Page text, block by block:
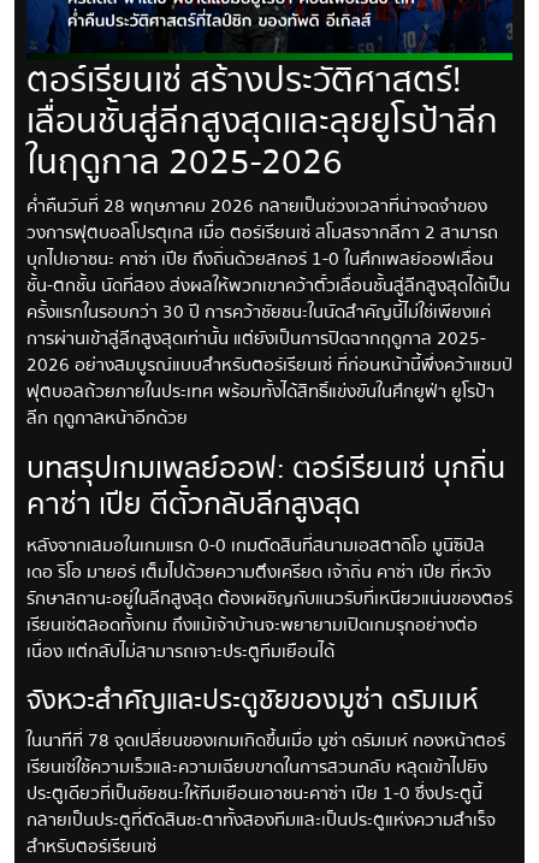
ตอร์เรียนเซ่ สร้างประวัติศาสตร์!
เลื่อนชั้นสู่ลีกสูงสุดและลุยยูโรป้าลีก
ในฤดูกาล 2025-2026
ค่ำคืนวันที่ 28 พฤษภาคม 2026 กลายเป็นช่วงเวลาที่น่าจดจำของ
วงการฟุตบอลโปรตุเกส เมื่อ ตอร์เรียนเซ่ สโมสรจากลีกา 2 สามารถ
บุกไปเอาชนะ คาซ่า เปีย ถึงถิ่นด้วยสกอร์ 1-0 ในศึกเพลย์ออฟเลื่อน
ชั้น-ตกชั้น นัดที่สอง ส่งผลให้พวกเขาคว้าตั๋วเลื่อนชั้นสู่ลีกสูงสุดได้เป็น
ครั้งแรกในรอบกว่า 30 ปี การคว้าชัยชนะในนัดสำคัญนี้ไม่ใช่เพียงแค่
การผ่านเข้าสู่ลีกสูงสุดเท่านั้น แต่ยังเป็นการปิดฉากฤดูกาล 2025-
2026 อย่างสมบูรณ์แบบสำหรับตอร์เรียนเซ่ ที่ก่อนหน้านี้พึ่งคว้าแชมป์
ฟุตบอลถ้วยภายในประเทศ พร้อมทั้งได้สิทธิ์แข่งขันในศึกยูฟ่า ยูโรป้า
ลีก ฤดูกาลหน้าอีกด้วย
บทสรุปเกมเพลย์ออฟ: ตอร์เรียนเซ่ บุกถิ่น
คาซ่า เปีย ตีตั๋วกลับลีกสูงสุด
หลังจากเสมอในเกมแรก 0-0 เกมตัดสินที่สนามเอสตาดิโอ มูนิซิปัล
เดอ ริโอ มายอร์ เต็มไปด้วยความตึงเครียด เจ้าถิ่น คาซ่า เปีย ที่หวัง
รักษาสถานะอยู่ในลีกสูงสุด ต้องเผชิญกับแนวรับที่เหนียวแน่นของตอร์
เรียนเซ่ตลอดทั้งเกม ถึงแม้เจ้าบ้านจะพยายามเปิดเกมรุกอย่างต่อ
เนื่อง แต่กลับไม่สามารถเจาะประตูทีมเยือนได้
จังหวะสำคัญและประตูชัยของมูซ่า ดรัมเมห์
ในนาทีที่ 78 จุดเปลี่ยนของเกมเกิดขึ้นเมื่อ มูซ่า ดรัมเมห์ กองหน้าตอร์
เรียนเซ่ใช้ความเร็วและความเฉียบขาดในการสวนกลับ หลุดเข้าไปยิง
ประตูเดียวที่เป็นชัยชนะให้ทีมเยือนเอาชนะคาซ่า เปีย 1-0 ซึ่งประตูนี้
กลายเป็นประตูที่ตัดสินชะตาทั้งสองทีมและเป็นประตูแห่งความสำเร็จ
สำหรับตอร์เรียนเซ่